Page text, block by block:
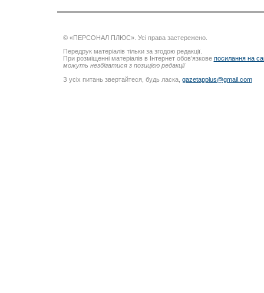
© «ПЕРСОНАЛ ПЛЮС». Усі права застережено.
Передрук матеріалів тільки за згодою редакції.
При розміщенні матеріалів в Інтернет обов’язкове посилання на
можуть незбігатися з позицією редакції
З усіх питань звертайтеся, будь ласка, gazetapplus@gmail.com